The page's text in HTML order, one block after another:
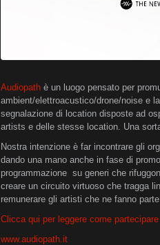
Audiopath è un luogo pensato per
ambient/elettroacustico/drone/noise e
segnalazione di location disposte ad
artists e delle stesse location. Una
Nostra intenzione è far incontrare gli
dando una mano anche in fase di
programmazione su generi che
creare un circuito virtuoso che tragga
remunerare gli artisti che ne fanno parte.
Clicca qui per leggere come
www.audiopath.it